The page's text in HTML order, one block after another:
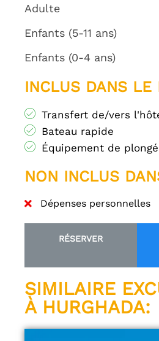
Adulte
Enfants (5-11 ans)
Enfants (0-4 ans)
INCLUS DANS LE
Transfert de/vers
Bateau rapide
Équipement de
NON INCLUS
Dépenses personnelles
RÉSERVER
SIMILAIRE
À HURGHADA: